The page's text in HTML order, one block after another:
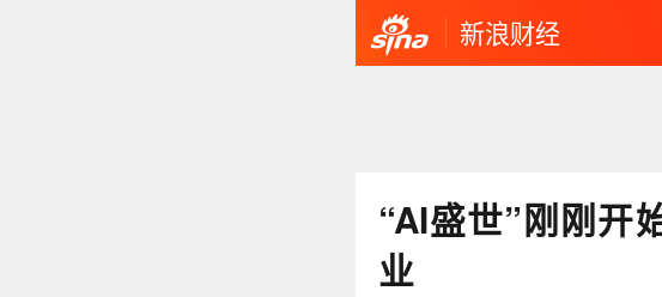
新浪财经
“AI盛世”刚刚开
业